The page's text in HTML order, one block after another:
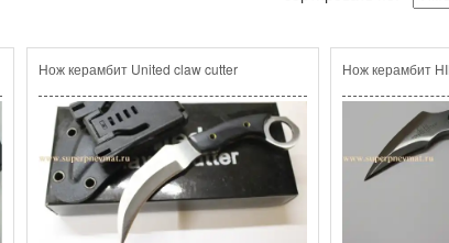
Нож керамбит United claw cutter Нож керамбит